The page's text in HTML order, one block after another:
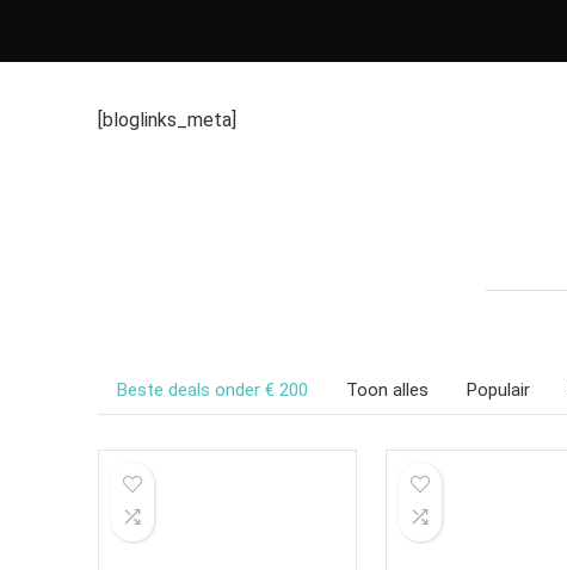
[bloglinks_meta]
Beste deals onder € 200 Toon alles Populair